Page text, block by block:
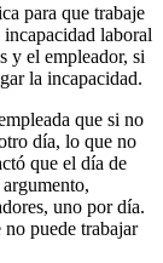
para que trabaje
laboral
y el empleador, si
la incapacidad.
que si no
día, lo que no
que el día de
uno por día.
puede trabajar